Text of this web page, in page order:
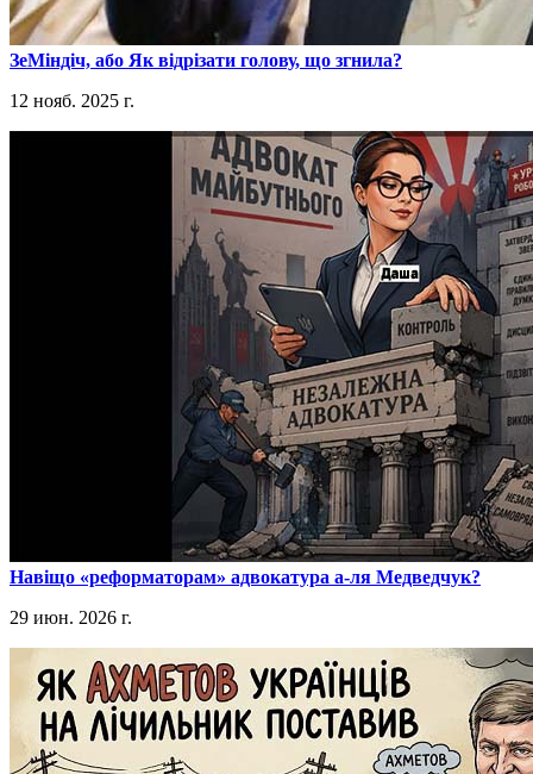
​ЗеМіндіч, або Як відрізати голову, що згнила?
12 нояб. 2025 г.
​Навіщо «реформаторам» адвокатура а-ля Медведчук?
29 июн. 2026 г.